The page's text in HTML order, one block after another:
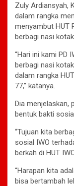
Zuly Ardiansyah,
dalam rangka
menyambut HUT
berbagi nasi
“Hari ini kami PD
berbagi nasi
dalam rangka
77,” katanya.
Dia menjelaskan,
bentuk bakti
“Tujuan kita
sosial IWO
berkah di HUT
“Harapan kita
bisa bertambah